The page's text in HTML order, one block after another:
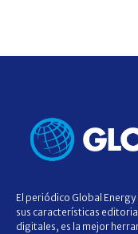
El periódico Global
sus características
digitales, es la mejor